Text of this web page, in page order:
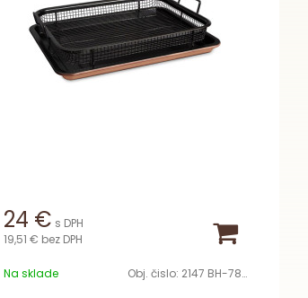
24 € s DPH
19,51 € bez DPH
Na sklade Obj. čislo: 2147 BH-7856